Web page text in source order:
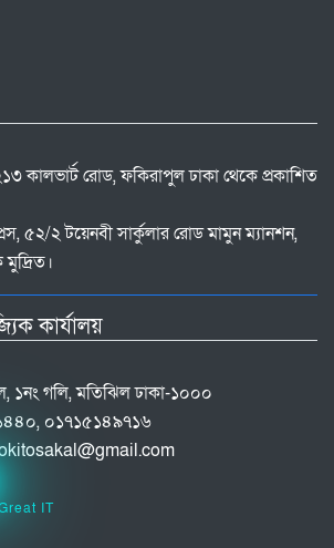
কালভার্ট রোড, ফকিরাপুল ঢাকা থেকে প্রকাশিত
৫২/২ টয়েনবী সার্কুলার রোড মামুন ম্যানশন,
মুদ্রিত।
কার্যালয়
১নং গলি, মতিঝিল ঢাকা-১০০০
০১৭১৫১৪৯৭১৬
IT